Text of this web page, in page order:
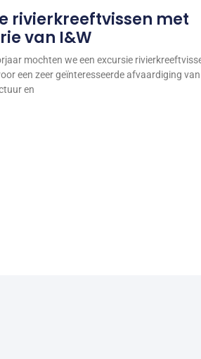
rivierkreeftvissen met
van I&W
mochten we een excursie
een zeer geïnteresseerde afvaardiging
en